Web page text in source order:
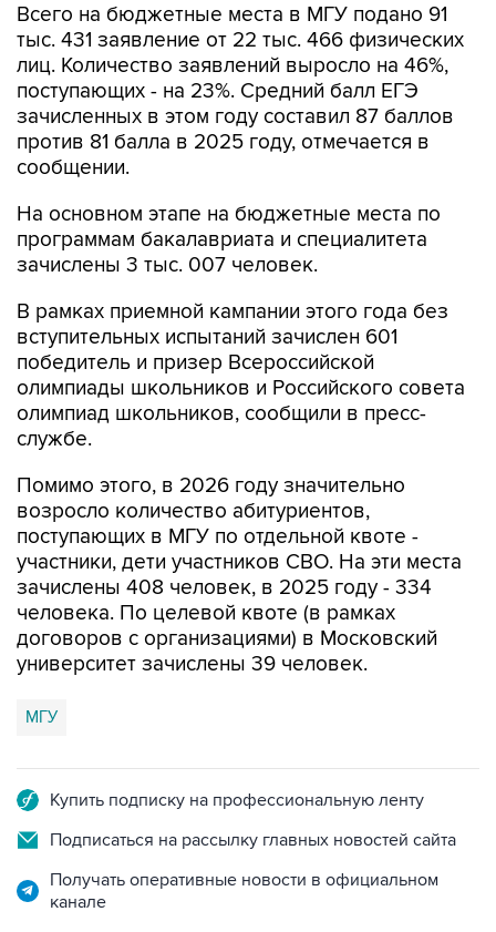
Всего на бюджетные места в МГУ подано 91
тыс. 431 заявление от 22 тыс. 466 физических
лиц. Количество заявлений выросло на 46%,
поступающих - на 23%. Средний балл ЕГЭ
зачисленных в этом году составил 87 баллов
против 81 балла в 2025 году, отмечается в
сообщении.
На основном этапе на бюджетные места по
программам бакалавриата и специалитета
зачислены 3 тыс. 007 человек.
В рамках приемной кампании этого года без
вступительных испытаний зачислен 601
победитель и призер Всероссийской
олимпиады школьников и Российского совета
олимпиад школьников, сообщили в пресс-
службе.
Помимо этого, в 2026 году значительно
возросло количество абитуриентов,
поступающих в МГУ по отдельной квоте -
участники, дети участников СВО. На эти места
зачислены 408 человек, в 2025 году - 334
человека. По целевой квоте (в рамках
договоров с организациями) в Московский
университет зачислены 39 человек.
МГУ
Купить подписку на профессиональную ленту
Подписаться на рассылку главных новостей сайта
Получать оперативные новости в официальном
канале